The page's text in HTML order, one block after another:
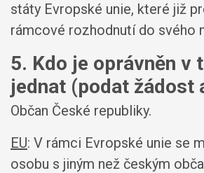
státy Evropské unie, které již
rámcové rozhodnutí do svého
5. Kdo je oprávněn v
jednat (podat žádost
Občan České republiky.
EU: V rámci Evropské unie se
osobu s jiným než českým